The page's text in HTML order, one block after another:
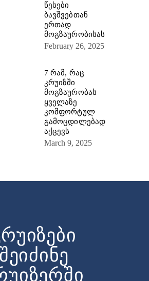
წესები
ბავშვებთან
ერთად
მოგზაურობისას
February 26, 2025
7 რამ, რაც
კრუიზში
მოგზაურობას
ყველაზე
კომფორტულ
გამოცდილებად
აქცევს
March 9, 2025
შეიძინე